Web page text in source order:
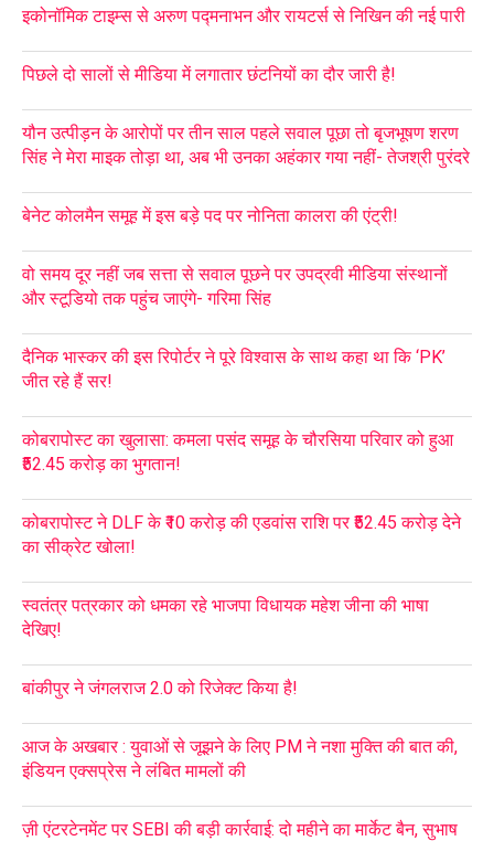
इकोनॉमिक टाइम्स से अरुण पद्मनाभन और रायटर्स से निखिन की नई पारी
पिछले दो सालों से मीडिया में लगातार छंटनियों का दौर जारी है!
यौन उत्पीड़न के आरोपों पर तीन साल पहले सवाल पूछा तो बृजभूषण शरण
सिंह ने मेरा माइक तोड़ा था, अब भी उनका अहंकार गया नहीं- तेजश्री पुरंदरे
बेनेट कोलमैन समूह में इस बड़े पद पर नोनिता कालरा की एंट्री!
वो समय दूर नहीं जब सत्ता से सवाल पूछने पर उपद्रवी मीडिया संस्थानों
और स्टूडियो तक पहुंच जाएंगे- गरिमा सिंह
दैनिक भास्कर की इस रिपोर्टर ने पूरे विश्वास के साथ कहा था कि ‘PK’
जीत रहे हैं सर!
कोबरापोस्ट का खुलासा: कमला पसंद समूह के चौरसिया परिवार को हुआ
₹52.45 करोड़ का भुगतान!
कोबरापोस्ट ने DLF के ₹10 करोड़ की एडवांस राशि पर ₹52.45 करोड़ देने
का सीक्रेट खोला!
स्वतंत्र पत्रकार को धमका रहे भाजपा विधायक महेश जीना की भाषा
देखिए!
बांकीपुर ने जंगलराज 2.0 को रिजेक्ट किया है!
आज के अखबार : युवाओं से जूझने के लिए PM ने नशा मुक्ति की बात की,
इंडियन एक्सप्रेस ने लंबित मामलों की
ज़ी एंटरटेनमेंट पर SEBI की बड़ी कार्रवाई: दो महीने का मार्केट बैन, सुभाष